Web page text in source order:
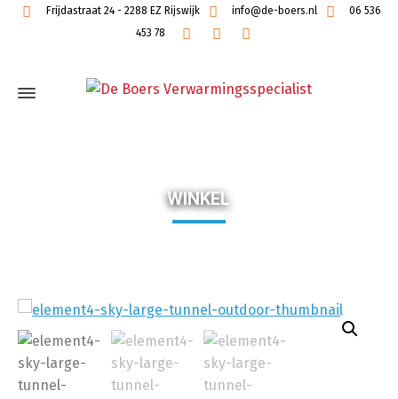
Frijdastraat 24 - 2288 EZ Rijswijk info@de-boers.nl
06 536
453 78
WINKEL